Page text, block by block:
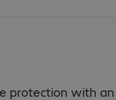
protection with an